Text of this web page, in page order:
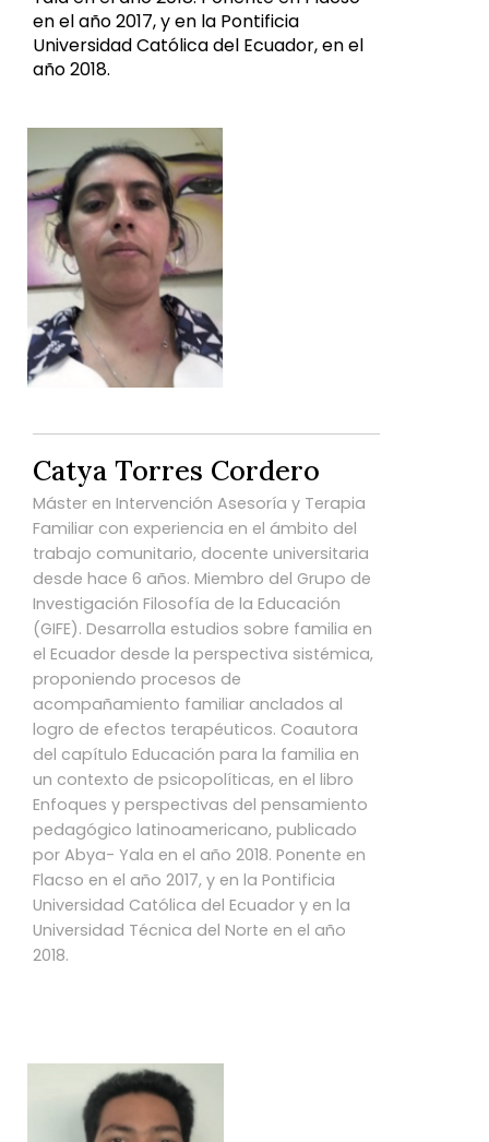
en el año 2017, y en la Pontificia
Universidad Católica del Ecuador, en el
año 2018.
Catya Torres Cordero
Máster en Intervención Asesoría y Terapia
Familiar con experiencia en el ámbito del
trabajo comunitario, docente universitaria
desde hace 6 años. Miembro del Grupo de
Investigación Filosofía de la Educación
(GIFE). Desarrolla estudios sobre familia en
el Ecuador desde la perspectiva sistémica,
proponiendo procesos de
acompañamiento familiar anclados al
logro de efectos terapéuticos. Coautora
del capítulo Educación para la familia en
un contexto de psicopolíticas, en el libro
Enfoques y perspectivas del pensamiento
pedagógico latinoamericano, publicado
por Abya- Yala en el año 2018. Ponente en
Flacso en el año 2017, y en la Pontificia
Universidad Católica del Ecuador y en la
Universidad Técnica del Norte en el año
2018.